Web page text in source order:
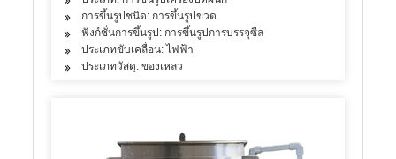
การขึ้นรูปชนิด: การขึ้นรูปขวด
ฟังก์ชั่นการขึ้นรูป: การขึ้นรูปการบรรจุซีล
ประเภทขับเคลื่อน: ไฟฟ้า
ประเภทวัสดุ: ของเหลว